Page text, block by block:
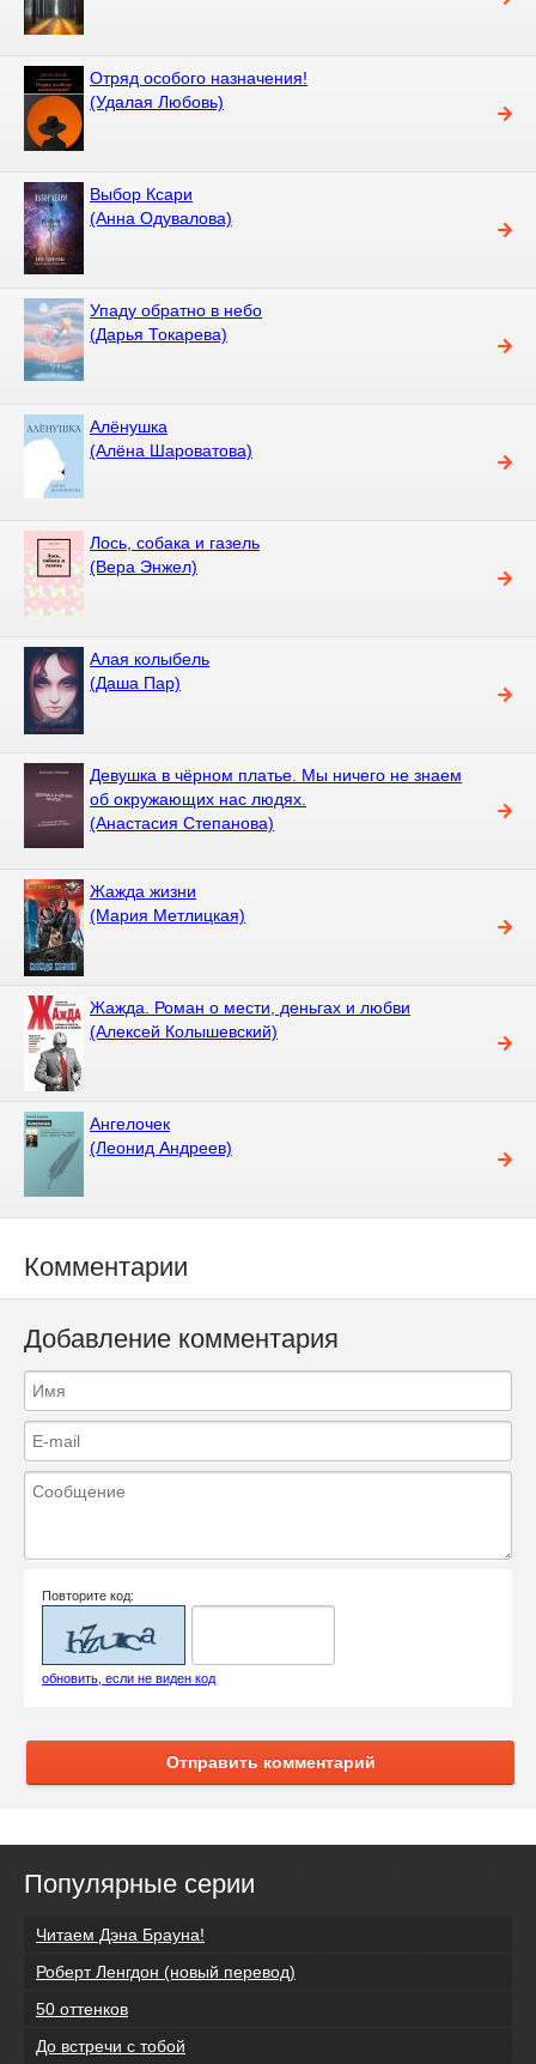
Отряд особого назначения!
(Удалая Любовь)
Выбор Ксари
(Анна Одувалова)
Упаду обратно в небо
(Дарья Токарева)
Алёнушка
(Алёна Шароватова)
Лось, собака и газель
(Вера Энжел)
Алая колыбель
(Даша Пар)
Девушка в чёрном платье. Мы ничего не знаем
об окружающих нас людях.
(Анастасия Степанова)
Жажда жизни
(Мария Метлицкая)
Жажда. Роман о мести, деньгах и любви
(Алексей Колышевский)
Ангелочек
(Леонид Андреев)
Комментарии
Добавление комментария
Повторите код:
обновить, если не виден код
Отправить комментарий
Популярные серии
Читаем Дэна Брауна!
Роберт Ленгдон (новый перевод)
50 оттенков
До встречи с тобой